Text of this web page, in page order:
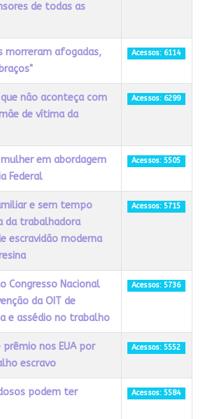
de todas as
morreram afogadas,
Acessos: 6114
não aconteça com
de vítima da
Acessos: 6299
em abordagem
Federal
Acessos: 5505
e sem tempo
da trabalhadora
escravidão moderna
Acessos: 5715
Congresso Nacional
da OIT de
e assédio no trabalho
Acessos: 5736
prêmio nos EUA por
escravo
Acessos: 5552
podem ter
Acessos: 5584